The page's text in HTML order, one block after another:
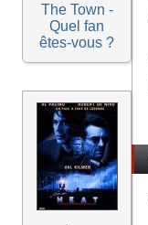
The Town -
Quel fan
êtes-vous ?